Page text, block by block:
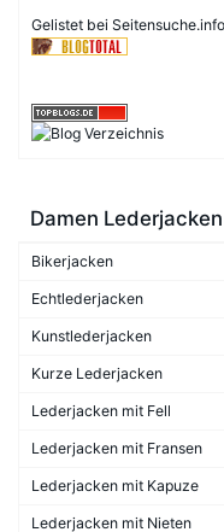
Gelistet bei Seitensuche.info
Damen Lederjacken
Bikerjacken
Echtlederjacken
Kunstlederjacken
Kurze Lederjacken
Lederjacken mit Fell
Lederjacken mit Fransen
Lederjacken mit Kapuze
Lederjacken mit Nieten